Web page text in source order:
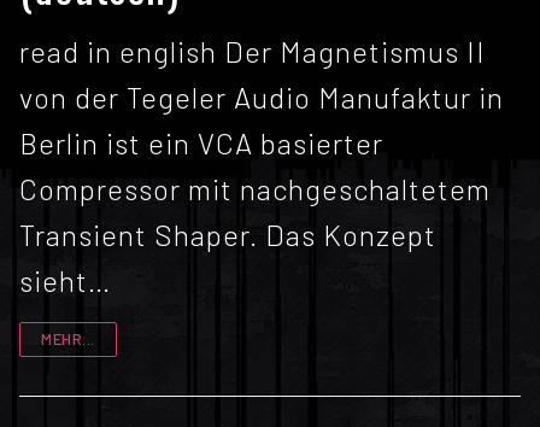
read in english Der Magnetismus II
von der Tegeler Audio Manufaktur in
Berlin ist ein VCA basierter
Compressor mit nachgeschaltetem
Transient Shaper. Das Konzept
sieht…
MEHR...